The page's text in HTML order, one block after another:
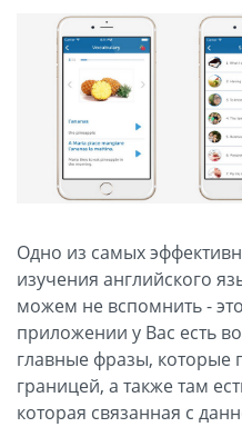
Одно из самых
изучения английского
можем не вспомнить -
приложении у Вас есть
главные фразы, которые
границей, а также там
которая связанная с